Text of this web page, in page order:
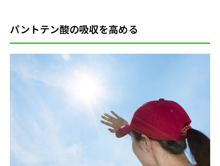
パントテン酸の吸収を高める